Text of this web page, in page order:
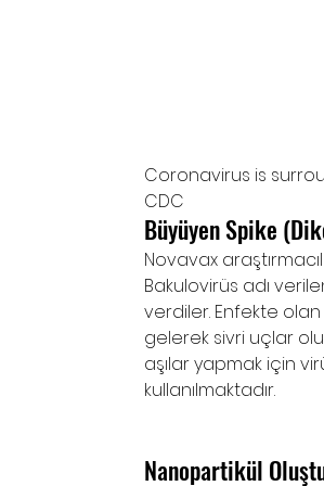
Coronavirus is
CDC
Büyüyen Spike
Novavax
Bakulovirüs adı
verdiler. Enfekte
gelerek sivri uçlar
aşılar yapmak için
kullanılmaktadır.
Nanopartikül